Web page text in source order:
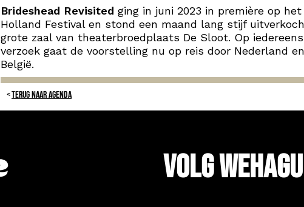
Brideshead Revisited ging in juni 2023 in première op het
Holland Festival en stond een maand lang stijf
grote zaal van theaterbroedplaats De Sloot. Op iedereens
verzoek gaat de voorstelling nu op reis door Nederland en
België.
TERUG NAAR AGENDA
Volg